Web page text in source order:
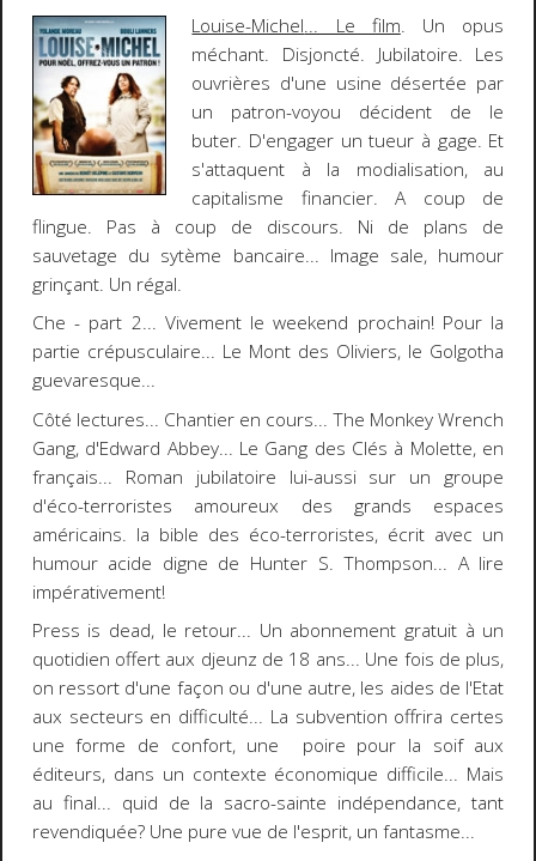
Louise-Michel... Le film. Un opus
méchant. Disjoncté. Jubilatoire. Les
ouvrières d'une usine désertée par
un patron-voyou décident de le
buter. D'engager un tueur à gage. Et
s'attaquent à la modialisation, au
capitalisme financier. A coup de
flingue. Pas à coup de discours. Ni de plans de
sauvetage du sytème bancaire... Image sale, humour
grinçant. Un régal.
Che - part 2... Vivement le weekend prochain! Pour la
partie crépusculaire... Le Mont des Oliviers, le Golgotha
guevaresque...
Côté lectures... Chantier en cours...The Monkey Wrench
Gang, d'Edward Abbey... Le Gang des Clés à Molette, en
français... Roman jubilatoire lui-aussi sur un groupe
d'éco-terroristes amoureux des grands espaces
américains. la bible des éco-terroristes, écrit avec un
humour acide digne de Hunter S. Thompson... A lire
impérativement!
Press is dead, le retour... Un abonnement gratuit à un
quotidien offert aux djeunz de 18 ans... Une fois de plus,
on ressort d'une façon ou d'une autre, les aides de l'Etat
aux secteurs en difficulté... La subvention offrira certes
une forme de confort, une poire pour la soif aux
éditeurs, dans un contexte économique difficile... Mais
au final... quid de la sacro-sainte indépendance, tant
revendiquée? Une pure vue de l'esprit, un fantasme...